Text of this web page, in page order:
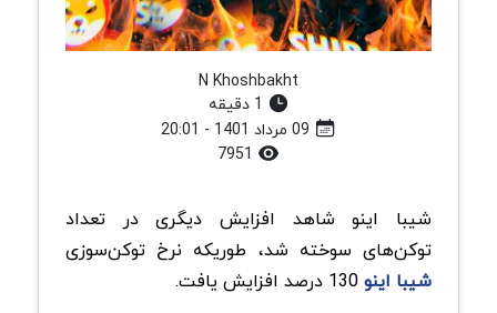
N Khoshbakht
شیبا اینو شاهد افزایش دیگری در تعداد
توکن‌های سوخته شد، طوریکه نرخ توکن‌سوزی
شیبا اینو